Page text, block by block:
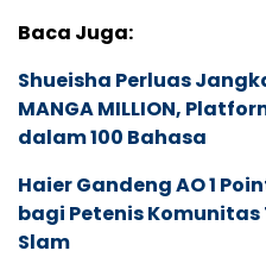
Baca Juga:
Shueisha Perluas
MANGA MILLION,
dalam 100 Bahasa
Haier Gandeng AO 1
bagi Petenis
Slam